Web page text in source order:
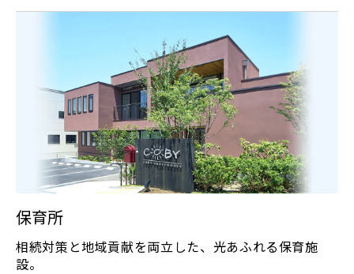
保育所
相続対策と地域貢献を両立した、光あふれる保育施
設。